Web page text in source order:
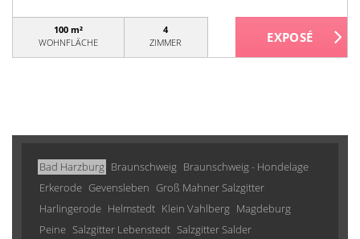
100 m²
WOHNFLÄCHE
4
ZIMMER
Bad Harzburg Braunschweig Braunschweig - Hondelage
Erkerode Gevensleben Groß Mahner Salzgitter
Harlingerode Helmstedt Klein Vahlberg Magdeburg
Peine Salzgitter Lebenstedt Salzgitter Salder